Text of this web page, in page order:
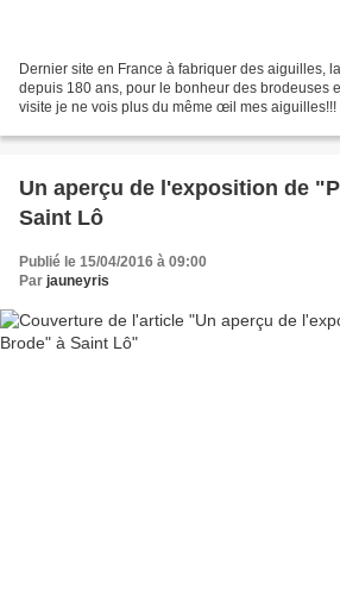
Dernier site en France à fabriquer des aiguilles,
depuis 180 ans, pour le bonheur des brodeuses
visite je ne vois plus du même œil mes aiguilles!!!
Un aperçu de l'exposition de
Saint Lô
Publié le 15/04/2016 à 09:00
Par jauneyris